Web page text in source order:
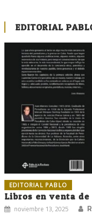
EDITORIAL
EDITORIAL PABLO
Libros en venta
noviembre 13, 2025